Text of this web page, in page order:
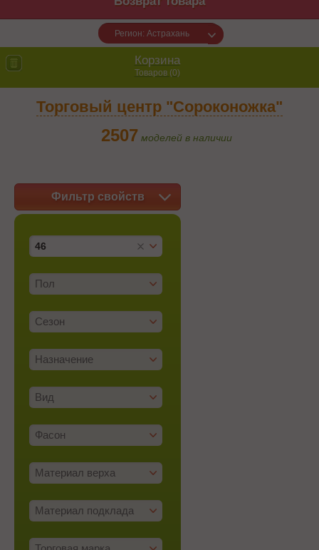
Регион: Астрахань
Корзина
Товаров (0)
Торговый центр "Сороконожка"
2507 моделей в наличии
Фильтр свойств
46
Пол
Сезон
Назначение
Вид
Фасон
Материал верха
Материал подклада